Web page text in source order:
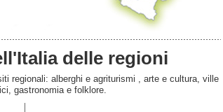
delle regioni
regionali: alberghi e agriturismi , arte e cultura, ville
gastronomia e folklore.